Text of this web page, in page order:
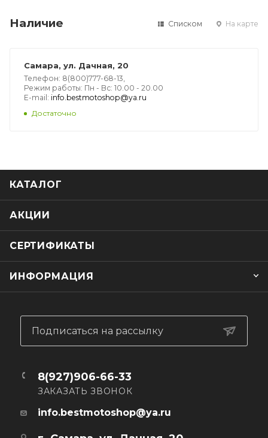
Наличие Списком На карте
Самара, ул. Дачная, 20
Телефон: 8(800)777-68-13,
Режим работы: Пн - Вс: 10.00 - 20.00
E-mail: info.bestmotoshop@ya.ru
Достаточно
КАТАЛОГ
АКЦИИ
СЕРТИФИКАТЫ
ИНФОРМАЦИЯ
Подписаться на рассылку
8(927)906-66-33
ЗАКАЗАТЬ ЗВОНОК
info.bestmotoshop@ya.ru